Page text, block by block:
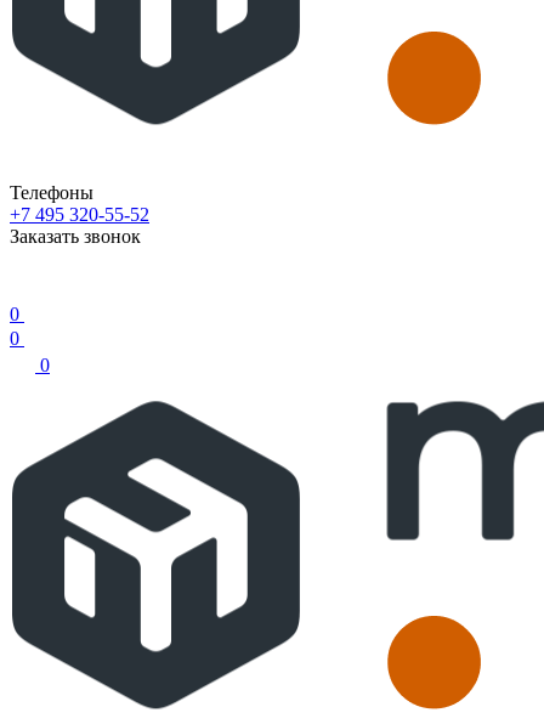
Телефоны
+7 495 320-55-52
Заказать звонок
0
0
0